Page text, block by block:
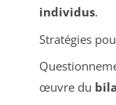
individus.
Stratégies
œuvre du